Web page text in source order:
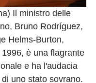
Il ministro delle
Bruno Rodríguez,
Helms-Burton,
è una flagrante
e ha l'audacia
uno stato sovrano.